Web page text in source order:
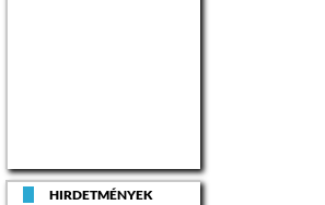
HIRDETMÉNYEK